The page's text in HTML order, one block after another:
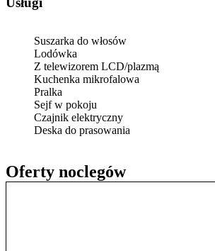
Oferty noclegów
Suszarka do włosów
Lodówka
Z telewizorem LCD/plazmą
Kuchenka mikrofalowa
Pralka
Sejf w pokoju
Czajnik elektryczny
Deska do prasowania